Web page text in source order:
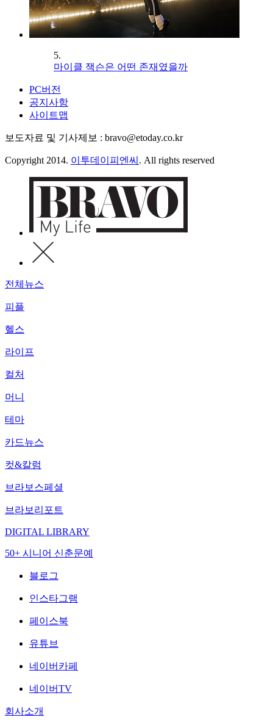
5.
마이클 잭슨은 어떤 존재였을까
PC버전
공지사항
사이트맵
보도자료 및 기사제보 : bravo@etoday.co.kr
Copyright 2014. 이투데이피엔씨 . All rights reserved
전체뉴스
피플
헬스
라이프
컬처
머니
테마
카드뉴스
컷&칼럼
브라보스페셜
브라보리포트
DIGITAL LIBRARY
50+ 시니어 신춘문예
블로그
인스타그램
페이스북
유튜브
네이버카페
네이버TV
회사소개